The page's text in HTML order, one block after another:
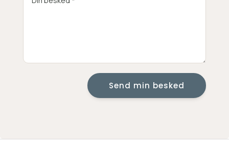
Send min besked